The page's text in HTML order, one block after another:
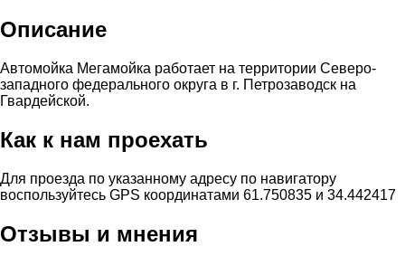
Описание
Автомойка Мегамойка работает на территории Северо-
западного федерального округа в г. Петрозаводск на
Гвардейской.
Как к нам проехать
Для проезда по указанному адресу по навигатору
воспользуйтесь GPS координатами 61.750835 и 34.442417
Отзывы и мнения